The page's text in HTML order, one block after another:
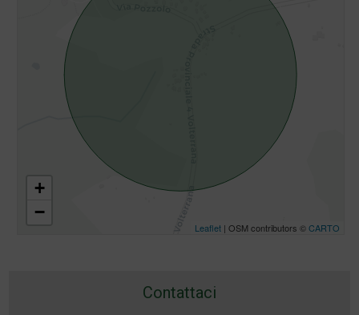
+
−
Leaflet| OSM contributors ©CARTO
Contattaci